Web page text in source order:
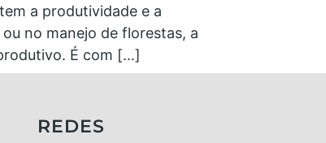
a produtividade e a
no manejo de florestas, a
É com […]
REDES